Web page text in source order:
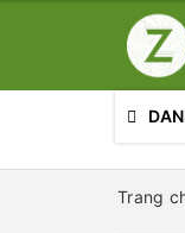
Trang